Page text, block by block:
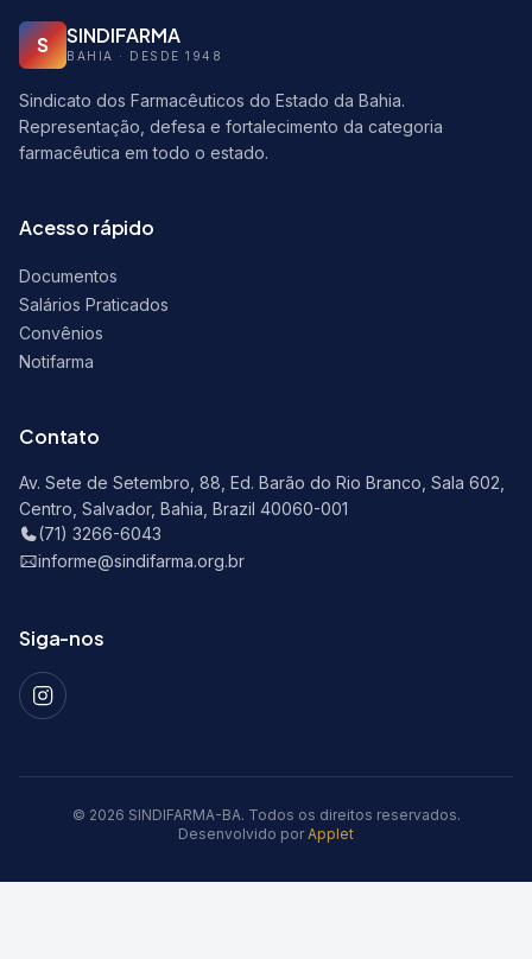
S SINDIFARMA
BAHIA · DESDE 1948
Sindicato dos Farmacêuticos do Estado da Bahia.
Representação, defesa e fortalecimento da categoria
farmacêutica em todo o estado.
Acesso rápido
Documentos
Salários Praticados
Convênios
Notifarma
Contato
Av. Sete de Setembro, 88, Ed. Barão do Rio Branco, Sala 602,
Centro, Salvador, Bahia, Brazil 40060-001
(71) 3266-6043
informe@sindifarma.org.br
Siga-nos
© 2026 SINDIFARMA-BA. Todos os direitos reservados.
Desenvolvido porApplet